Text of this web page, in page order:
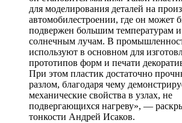
для моделирования деталей на
автомобилестроении, где он может
подвержен большим температурам
солнечным лучам. В
используют в основном для
прототипов форм и печати
При этом пластик достаточно
разлом, благодаря чему
механические свойства в узлах, не
подвергающихся нагреву», —
тонкости Андрей Исаков.